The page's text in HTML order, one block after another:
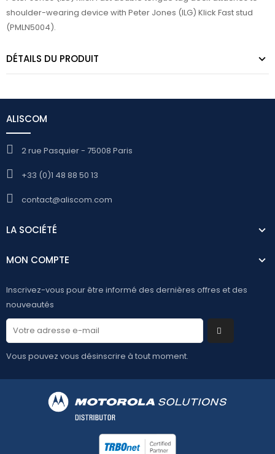
shoulder-wearing device with Peter Jones (ILG) Klick Fast stud
(PMLN5004).
DÉTAILS DU PRODUIT
ALISCOM
2 rue Pasquier - 75008 Paris
+33 (0)1 48 88 50 13
contact@aliscom.com
LA SOCIÉTÉ
MON COMPTE
Inscrivez-vous pour être informé des dernières offres et des
nouveautés
Vous pouvez vous désinscrire à tout moment.